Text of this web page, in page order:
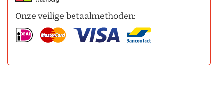
Onze veilige betaalmethoden: